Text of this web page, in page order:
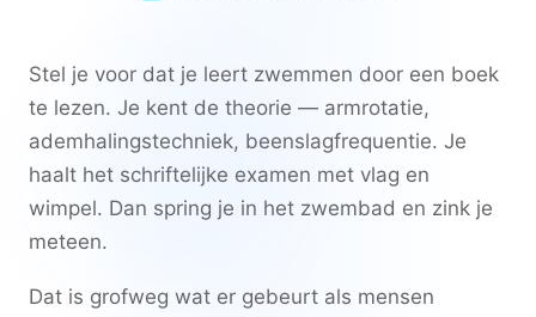
Stel je voor dat je leert zwemmen door een boek
te lezen. Je kent de theorie — armrotatie,
ademhalingstechniek, beenslagfrequentie. Je
haalt het schriftelijke examen met vlag en
wimpel. Dan spring je in het zwembad en zink je
meteen.
Dat is grofweg wat er gebeurt als mensen